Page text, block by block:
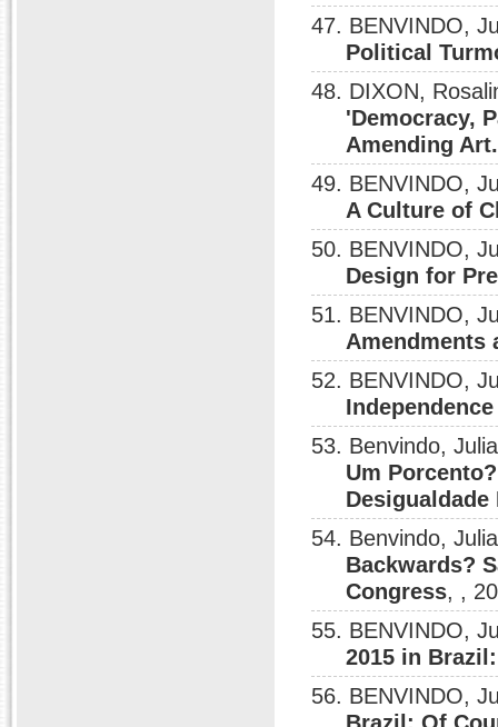
47. BENVINDO,
Political
48. DIXON,
'Democracy,
Amending
49. BENVINDO,
A Culture of
50. BENVINDO,
Design for
51. BENVINDO,
Amendments
52. BENVINDO,
53. Benvindo,
Um
Desigualdade
54. Benvindo,
Backwards?
Congress, ,
55. BENVINDO,
2015 in
56. BENVINDO,